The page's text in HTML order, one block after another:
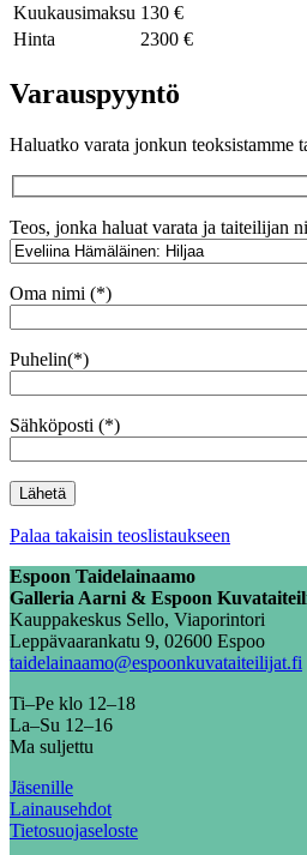
Kuukausimaksu 130 €
Hinta
2300 €
Varauspyyntö
Haluatko varata jonkun teoksistamme
Teos, jonka haluat varata ja taiteilijan
Oma nimi (*)
Puhelin(*)
Sähköposti (*)
Palaa takaisin teoslistaukseen
Espoon Taidelainaamo
Galleria Aarni & Espoon
Kauppakeskus Sello, Viaporintori
Leppävaarankatu 9, 02600 Espoo
taidelainaamo@espoonkuvataiteilijat.fi
Ti–Pe klo 12–18
La–Su 12–16
Ma suljettu
Jäsenille
Lainausehdot
Tietosuojaseloste